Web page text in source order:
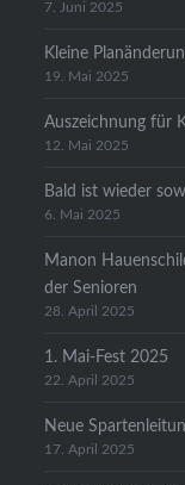
7. Juni 2025
Kleine
19. Mai 2025
Auszeichnung für
12. Mai 2025
Bald ist wieder
6. Mai 2025
Manon
der Senioren
28. April 2025
1. Mai-Fest 2025
22. April 2025
Neue
17. April 2025